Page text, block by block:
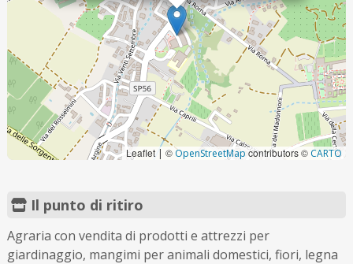
Leaflet | ©OpenStreetMapcontributors © CARTO
Il punto di ritiro
Agraria con vendita di prodotti e attrezzi per
giardinaggio, mangimi per animali domestici, fiori, legna